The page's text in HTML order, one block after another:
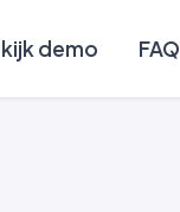
demo FAQ